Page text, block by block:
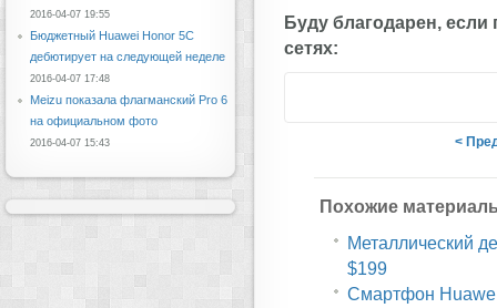
Буду благодарен, если
сетях:
<
Похожие
Металлический
$199
Смартфон
2016-04-07 19:55
Бюджетный Huawei Honor 5C
дебютирует на следующей неделе
2016-04-07 17:48
Meizu показала флагманский Pro 6
на официальном фото
2016-04-07 15:43